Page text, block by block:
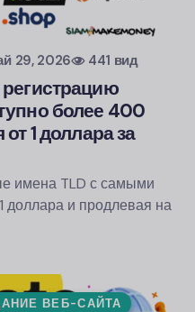
29, 2026 441 вид
более 400
1 доллара за
имена TLD с самыми
доллара и продлевая на
ВЕБ-САЙТА